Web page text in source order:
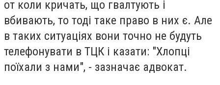
от коли кричать, що гвалтують і
вбивають, то тоді таке право в них є. Але
в таких ситуаціях вони точно не будуть
телефонувати в ТЦК і казати: "Хлопці
поїхали з нами", - зазначає адвокат.